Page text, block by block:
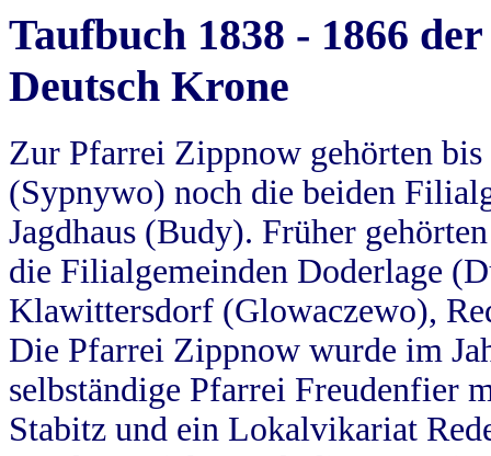
Taufbuch 1838 - 1866
Deutsch Krone
Zur Pfarrei Zippnow gehörten
(Sypnywo) noch die beiden
Jagdhaus (Budy). Früher
die Filialgemeinden Doderlage
Klawittersdorf (Glowaczewo),
Die Pfarrei Zippnow wurde im
selbständige Pfarrei Freudenfier
Stabitz und ein Lokalvikariat